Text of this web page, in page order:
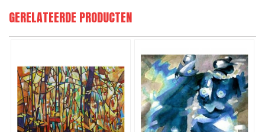
GERELATEERDE PRODUCTEN